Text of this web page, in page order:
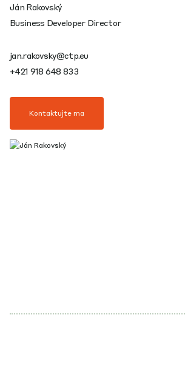
Ján Rakovský
Business Developer Director
jan.rakovsky@ctp.eu
+421 918 648 833
Kontaktujte ma